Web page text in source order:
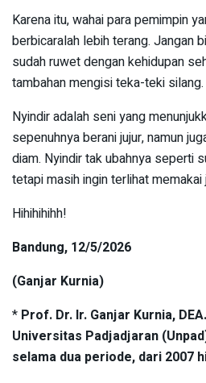
Karena itu, wahai para pemimpin
berbicaralah lebih terang. Jangan
sudah ruwet dengan kehidupan
tambahan mengisi teka-teki silang.
Nyindir adalah seni yang
sepenuhnya berani jujur, namun
diam. Nyindir tak ubahnya seperti
tetapi masih ingin terlihat memakai
Hihihihihh!
Bandung, 12/5/2026
(Ganjar Kurnia)
* Prof. Dr. Ir. Ganjar Kurnia,
Universitas Padjadjaran
selama dua periode, dari 2007